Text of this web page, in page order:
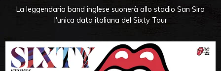
La leggendaria band inglese suonerà allo stadio San Siro
l'unica data italiana del Sixty Tour